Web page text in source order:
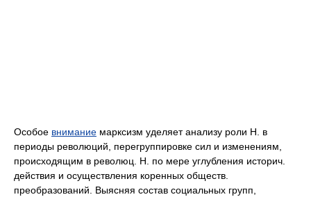
Особое внимание марксизм уделяет анализу роли Н. в
периоды революций, перегруппировке сил и изменениям,
происходящим в революц. Н. по мере углубления историч.
действия и осуществления коренных обществ.
преобразований. Выясняя состав социальных групп,